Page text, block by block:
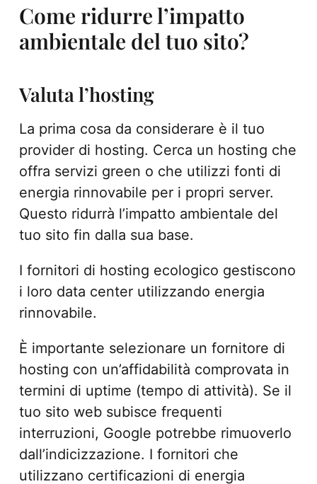
Come ridurre l’impatto
ambientale del tuo sito?
Valuta l’hosting
La prima cosa da considerare è il tuo
provider di hosting. Cerca un hosting che
offra servizi green o che utilizzi fonti di
energia rinnovabile per i propri server.
Questo ridurrà l’impatto ambientale del
tuo sito fin dalla sua base.
I fornitori di hosting ecologico gestiscono
i loro data center utilizzando energia
rinnovabile.
È importante selezionare un fornitore di
hosting con un’affidabilità comprovata in
termini di uptime (tempo di attività). Se il
tuo sito web subisce frequenti
interruzioni, Google potrebbe rimuoverlo
dall’indicizzazione. I fornitori che
utilizzano certificazioni di energia